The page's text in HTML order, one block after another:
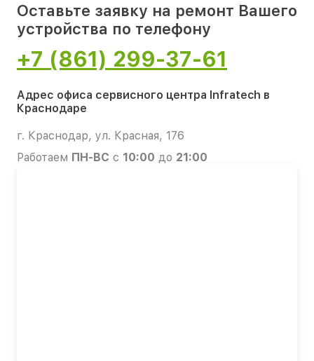
Оставьте заявку на ремонт Вашего
устройства по телефону
+7 (861) 299-37-61
Адрес офиса сервисного центра Infratech в
Краснодаре
г. Краснодар, ул. Красная, 176
Работаем ПН-ВС с 10:00 до 21:00